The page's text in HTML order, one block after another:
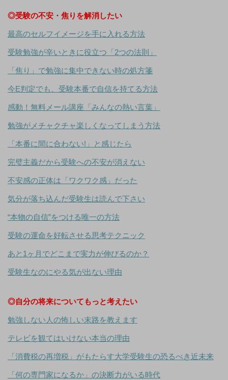
◎受験の不安・焦りを解消したい
最高のセルフイメージを手に入れる方法
受験勉強が辛いときに役立つ「2つの法則」
「焦り」で勉強に集中できない時の処方箋
今E判定でも、受験本番で自信を持てる方法
感動！無料メール講座「みんなの熱い言葉」
勉強がメチャクチャ楽しくなってしまう方法
「本番に間に合わない!」と感じたら
完璧主義だから受験への不安が消えない
不安感の正体は「ワクワク感」だった
気分が落ち込んだ受験生は読んで下さい
“本物の自信”をつける唯一の方法
受験の運命を好転させる思考テクニック
あと1ヶ月でどこまで実力が伸びるのか？
受験生なのにやる気が出ない理由
◎自分の将来についてもっと考えたい
勉強しない人の怖しい末路を教えます
テレビを観てはいけない本当の理由
「消費税の再増税」がもたらす大学受験生の恐るべき近未来
「何の専門家になるか」の決断力がいる時代